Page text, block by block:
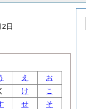
2日
え
お
け
こ
せ
そ